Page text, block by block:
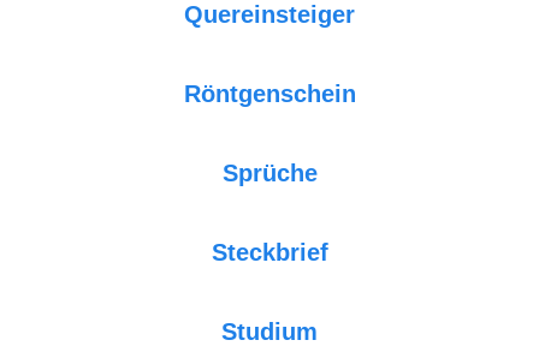
Quereinsteiger
Röntgenschein
Sprüche
Steckbrief
Studium